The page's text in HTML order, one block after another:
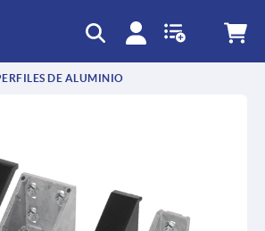
DE ALUMINIO